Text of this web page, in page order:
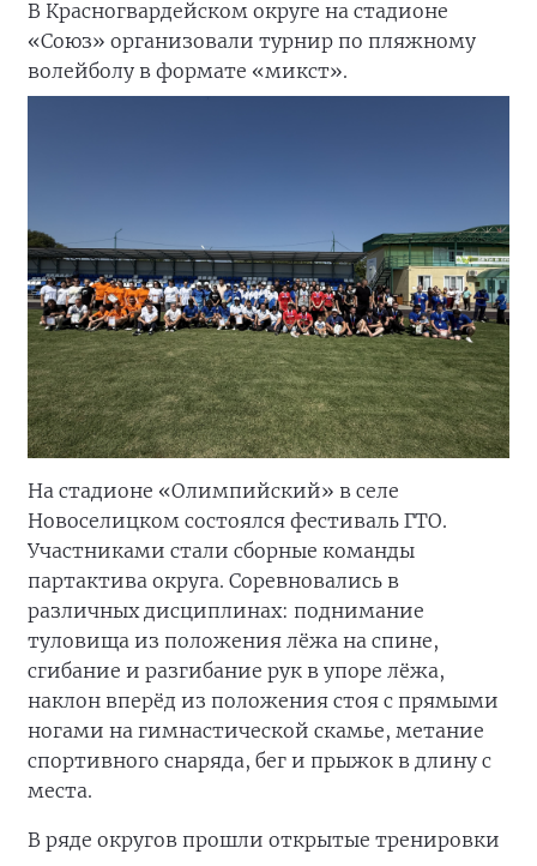
В Красногвардейском округе на стадионе
«Союз» организовали турнир по пляжному
волейболу в формате «микст».
На стадионе «Олимпийский» в селе
Новоселицком состоялся фестиваль ГТО.
Участниками стали сборные команды
партактива округа. Соревновались в
различных дисциплинах: поднимание
туловища из положения лёжа на спине,
сгибание и разгибание рук в упоре лёжа,
наклон вперёд из положения стоя с прямыми
ногами на гимнастической скамье, метание
спортивного снаряда, бег и прыжок в длину с
места.
В ряде округов прошли открытые тренировки